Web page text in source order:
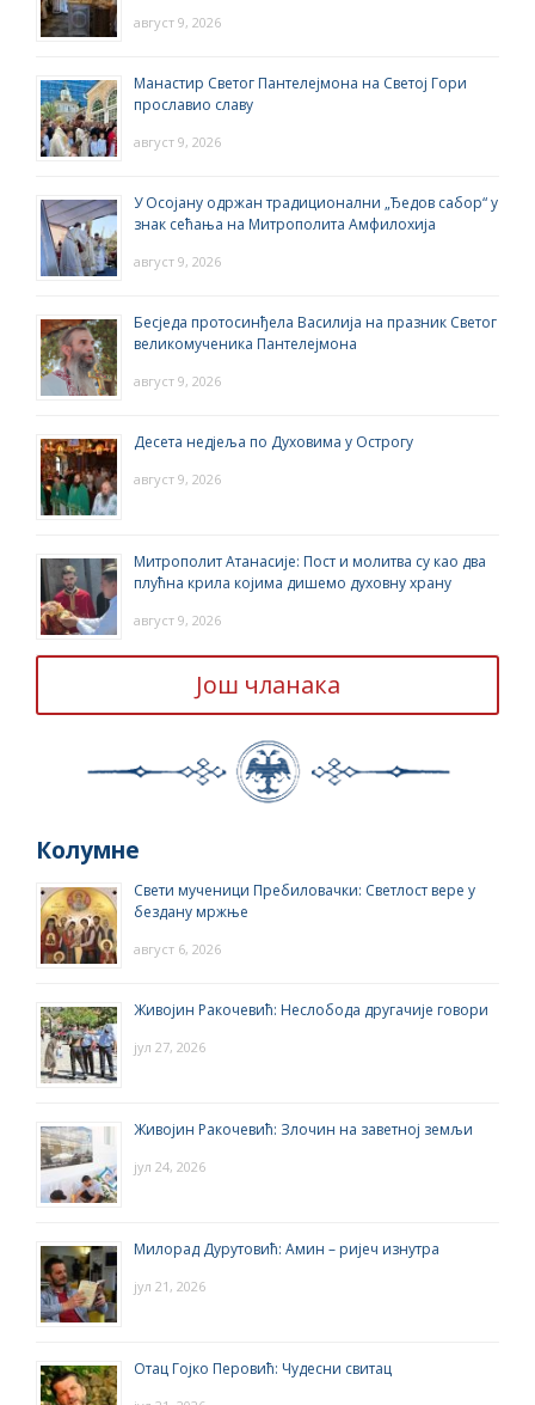
август 9, 2026
Манастир Светог Пантелејмона на Светој Гори
прославио славу
август 9, 2026
У Осојану одржан традиционални „Ђедов сабор“ у
знак сећања на Митрополита Амфилохија
август 9, 2026
Бесједа протосинђела Василија на празник Светог
великомученика Пантелејмона
август 9, 2026
Десета недјеља по Духовима у Острогу
август 9, 2026
Митрополит Атанасије: Пост и молитва су као два
плућна крила којима дишемо духовну храну
август 9, 2026
Још чланака
Колумне
Свети мученици Пребиловачки: Светлост вере у
бездану мржње
август 6, 2026
Живојин Ракочевић: Неслобода другачије говори
јул 27, 2026
Живојин Ракочевић: Злочин на заветној земљи
јул 24, 2026
Милорад Дурутовић: Амин – ријеч изнутра
јул 21, 2026
Отац Гојко Перовић: Чудесни свитац